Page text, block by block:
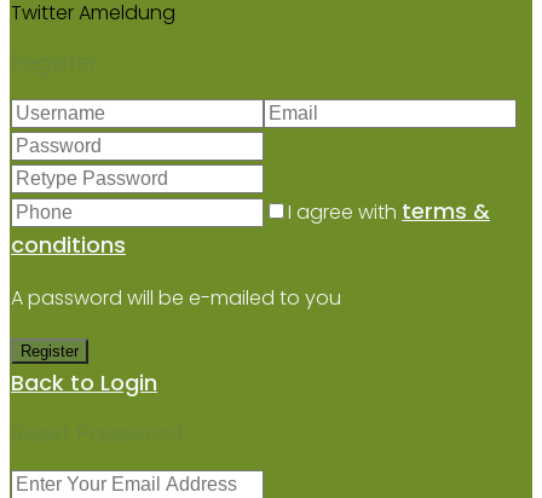
Twitter Ameldung
Register
I agree with terms &
conditions
A password will be e-mailed to you
Register
Back to Login
Reset Password